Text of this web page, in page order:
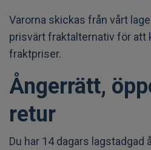
Varorna skickas från vårt
prisvärt fraktalternativ för att
fraktpriser.
Ångerrätt,
retur
Du har 14 dagars lagstadgad